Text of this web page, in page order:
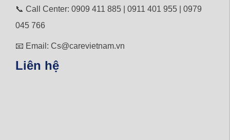
📞 Call Center: 0909 411 885 | 0911 401 955 | 0979
045 766
📧 Email: Cs@carevietnam.vn
Liên hệ